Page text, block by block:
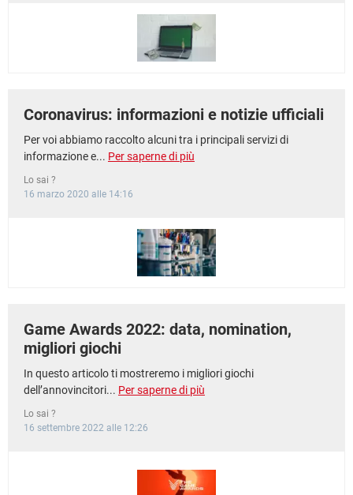
Coronavirus: informazioni e notizie ufficiali
Per voi abbiamo raccolto alcuni tra i principali servizi di
informazione e... Per saperne di più
Lo sai ?
16 marzo 2020 alle 14:16
Game Awards 2022: data, nomination,
migliori giochi
In questo articolo ti mostreremo i migliori giochi
dell’annovincitori... Per saperne di più
Lo sai ?
16 settembre 2022 alle 12:26